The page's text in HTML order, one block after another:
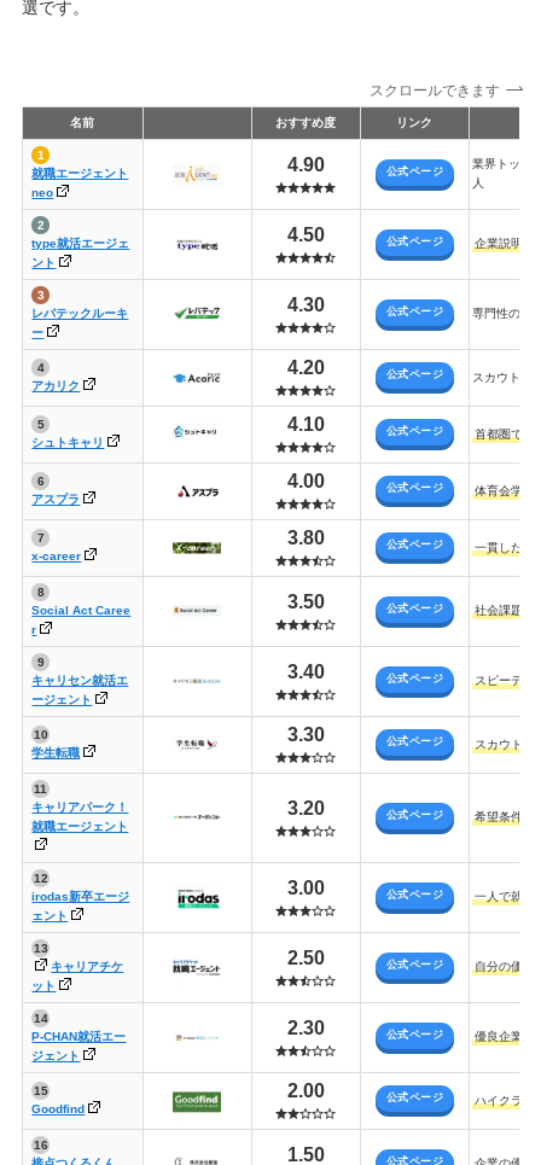
選です。
スクロールできます
名前 おすすめ度 リンク
就職エージェント
neo
4.90 公式ページ
業界トップ
人
type就活エージェ
ント
4.50 公式ページ 企業説明会
レバテックルーキ
ー
4.30 公式ページ 専門性の高
アカリク
4.20 公式ページ スカウトを
シュトキャリ
4.10 公式ページ 首都圏での
アスプラ
4.00 公式ページ 体育会学生
x-career
3.80 公式ページ 一貫したサ
Social Act Caree
r
3.50 公式ページ 社会課題の
キャリセン就活エ
ージェント
3.40 公式ページ スピーディ
学生転職
3.30 公式ページ スカウト型
キャリアパーク！
就職エージェント
3.20 公式ページ 希望条件や
irodas新卒エージ
ェント
3.00 公式ページ 一人で就活
キャリアチケ
ット
2.50 公式ページ 自分の価値
P-CHAN就活エー
ジェント
2.30 公式ページ 優良企業の
Goodfind
2.00 公式ページ ハイクラス
1.50 公式ページ